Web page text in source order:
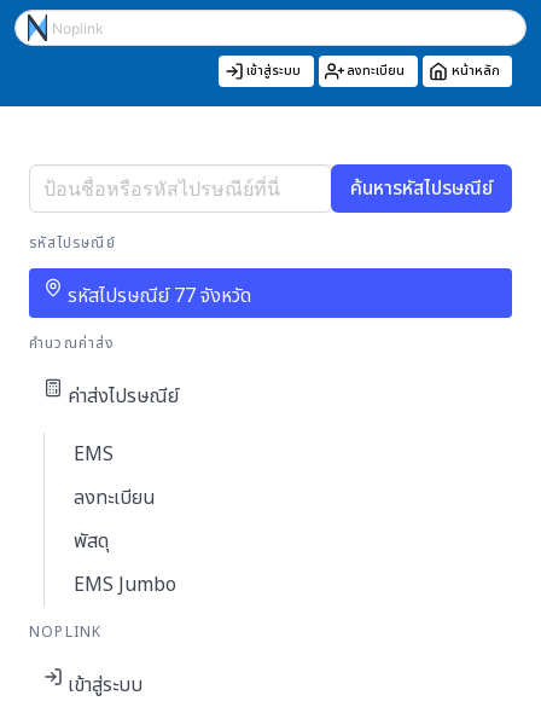
เข้าสู่ระบบ ลงทะเบียน หน้าหลัก
ค้นหารหัสไปรษณีย์
รหัสไปรษณีย์
รหัสไปรษณีย์ 77 จังหวัด
คำนวณค่าส่ง
ค่าส่งไปรษณีย์
EMS
ลงทะเบียน
พัสดุ
EMS Jumbo
NOPLINK
เข้าสู่ระบบ